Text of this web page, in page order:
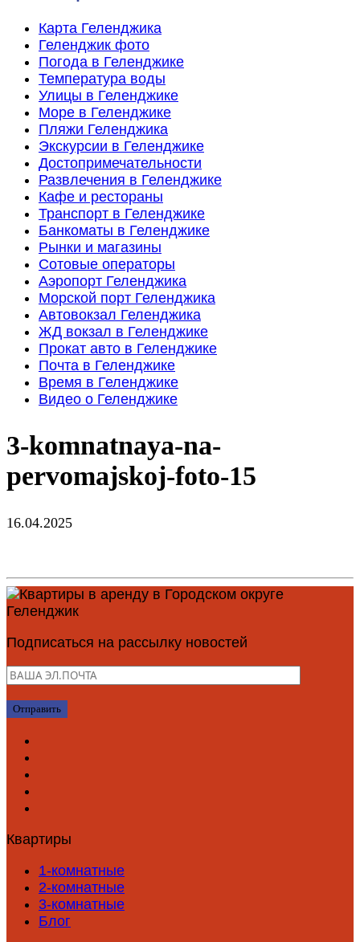
Карта Геленджика
Геленджик фото
Погода в Геленджике
Температура воды
Улицы в Геленджике
Море в Геленджике
Пляжи Геленджика
Экскурсии в Геленджике
Достопримечательности
Развлечения в Геленджике
Кафе и рестораны
Транспорт в Геленджике
Банкоматы в Геленджике
Рынки и магазины
Сотовые операторы
Аэропорт Геленджика
Морской порт Геленджика
Автовокзал Геленджика
ЖД вокзал в Геленджике
Прокат авто в Геленджике
Почта в Геленджике
Время в Геленджике
Видео о Геленджике
3-komnatnaya-na-
pervomajskoj-foto-15
16.04.2025
Подписаться на рассылку новостей
Квартиры
1-комнатные
2-комнатные
3-комнатные
Блог